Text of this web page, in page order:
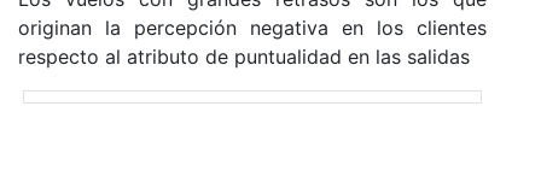
originan la percepción negativa en los clientes
respecto al atributo de puntualidad en las salidas